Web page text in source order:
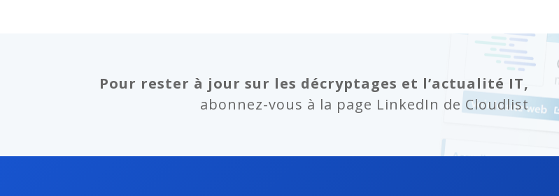
Pour rester à jour sur les décryptages et l’actualité IT,
abonnez-vous à la page LinkedIn de Cloudlist